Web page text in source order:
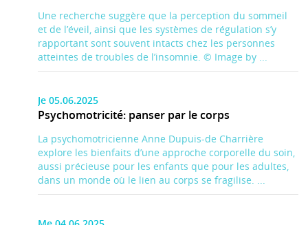
Une recherche suggère que la perception du sommeil
et de l’éveil, ainsi que les systèmes de régulation s’y
rapportant sont souvent intacts chez les personnes
atteintes de troubles de l’insomnie. © Image by ...
Je 05.06.2025
Psychomotricité: panser par le corps
La psychomotricienne Anne Dupuis-de Charrière
explore les bienfaits d’une approche corporelle du soin,
aussi précieuse pour les enfants que pour les adultes,
dans un monde où le lien au corps se fragilise. ...